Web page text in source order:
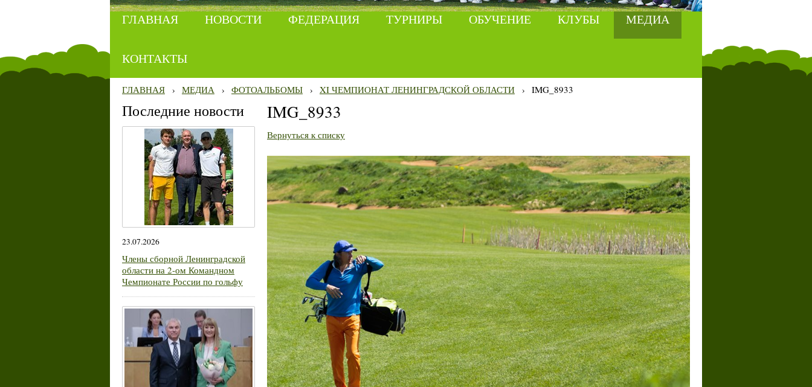
ГЛАВНАЯ НОВОСТИ ФЕДЕРАЦИЯ ТУРНИРЫ ОБУЧЕНИЕ КЛУБЫ МЕДИА
КОНТАКТЫ
ГЛАВНАЯ › МЕДИА › ФОТОАЛЬБОМЫ › XI ЧЕМПИОНАТ ЛЕНИНГРАДСКОЙ ОБЛАСТИ › IMG_8933
Последние новости
23.07.2026
Члены сборной Ленинградской
области на 2-ом Командном
Чемпионате России по гольфу
IMG_8933
Вернуться к списку